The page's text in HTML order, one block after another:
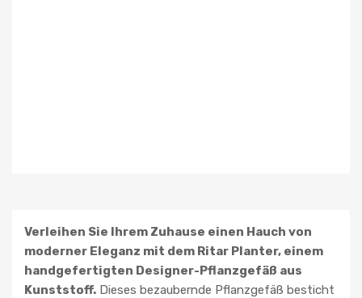
Verleihen Sie Ihrem Zuhause einen Hauch von
moderner Eleganz mit dem Ritar Planter, einem
handgefertigten Designer-Pflanzgefäß aus
Kunststoff. Dieses bezaubernde Pflanzgefäß besticht